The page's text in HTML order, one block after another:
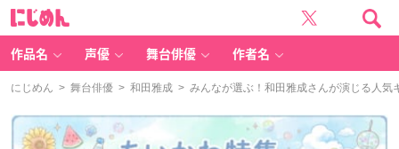
作品名 声優 舞台俳優 作者名
にじめん > 舞台俳優 > 和田雅成 > みんなが選ぶ！和田雅成さんが演じる人気